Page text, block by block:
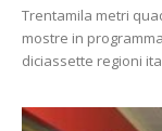
Trentamila metri
mostre in
diciassette regioni